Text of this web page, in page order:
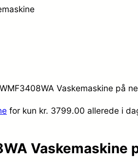
Vaskemaskine på
for kun kr. 3799.00 allerede i
Vaskemaskine